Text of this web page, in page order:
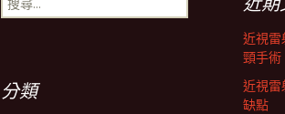
尋
近視雷
頸手術
近視雷
缺點
分類